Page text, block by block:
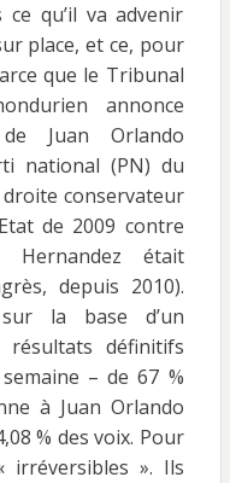
qu’il va advenir
place, et ce, pour
que le Tribunal
annonce
Juan Orlando
national (PN) du
conservateur
de 2009 contre
Hernandez était
depuis 2010).
la base d’un
définitifs
– de 67 %
à Juan Orlando
% des voix. Pour
irréversibles ». Ils